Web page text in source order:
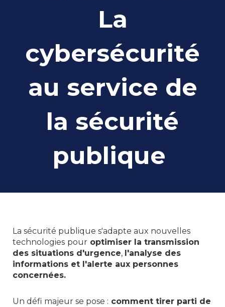
La
cybersécurité
au service de
la sécurité
publique
La sécurité publique s'adapte aux nouvelles
technologies pour optimiser la transmission
des situations d'urgence, l'analyse des
informations et l'alerte aux personnes
concernées.
Un défi majeur se pose : comment tirer parti de